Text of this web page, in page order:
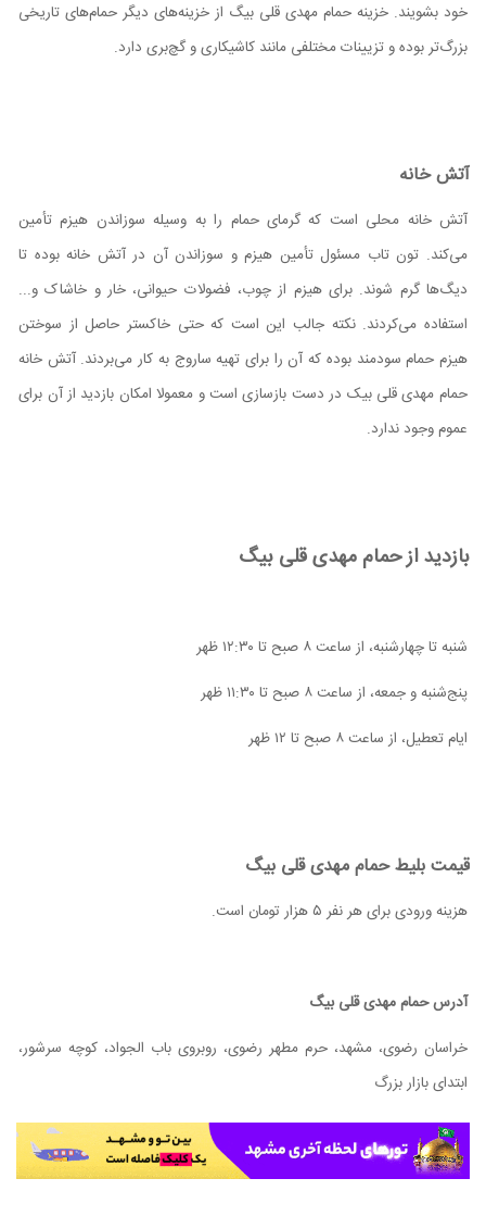
خود بشویند. خزینه حمام مهدی قلی بیگ از خزینه‌های دیگر حمام‌های تاریخی
بزرگ‌تر بوده و تزیینات مختلفی مانند کاشیکاری و گچ‌بری دارد.
آتش خانه
آتش خانه محلی است که گرمای حمام را به وسیله سوزاندن هیزم تأمین
می‌کند. تون تاب مسئول تأمین هیزم و سوزاندن آن در آتش خانه بوده تا
دیگ‌ها گرم شوند. برای هیزم از چوب، فضولات حیوانی، خار و خاشاک و...
استفاده می‌کردند. نکته جالب این است که حتی خاکستر حاصل از سوختن
هیزم حمام سودمند بوده که آن را برای تهیه ساروج به کار می‌بردند. آتش خانه
حمام مهدی قلی بیک در دست بازسازی است و معمولا امکان بازدید از آن برای
عموم وجود ندارد.
بازدید از حمام مهدی قلی بیگ
شنبه تا چهارشنبه، از ساعت ۸ صبح تا ۱۲:۳۰ ظهر
پنج‌شنبه و جمعه، از ساعت ۸ صبح تا ۱۱:۳۰ ظهر
ایام تعطیل، از ساعت ۸ صبح تا ۱۲ ظهر
قیمت بلیط حمام مهدی قلی بیگ
هزینه ورودی برای هر نفر ۵ هزار تومان است.
آدرس حمام مهدی قلی بیگ
خراسان رضوی، مشهد، حرم مطهر رضوی، روبروی باب الجواد، کوچه سرشور،
ابتدای بازار بزرگ